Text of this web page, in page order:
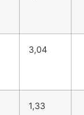
3,04
1,33